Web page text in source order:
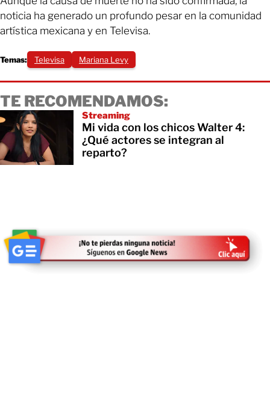
noticia ha generado un profundo pesar en la comunidad
artística mexicana y en Televisa.
Temas: Televisa Mariana Levy
TE RECOMENDAMOS:
Streaming
Mi vida con los chicos Walter 4:
¿Qué actores se integran al
reparto?